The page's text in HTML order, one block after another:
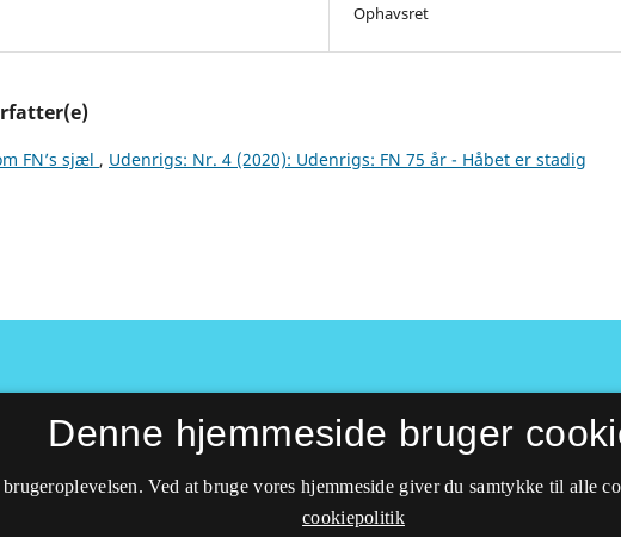
Ophavsret
FN’s sjæl , Udenrigs: Nr. 4 (2020): Udenrigs: FN 75 år - Håbet er stadig
Denne hjemmeside bruger
Ved at bruge vores hjemmeside giver du samtykke til alle
cookiepolitik